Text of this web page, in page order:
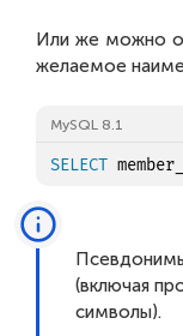
Или же можно
желаемое
MySQL 8.1
SELECT
(включая
символы).